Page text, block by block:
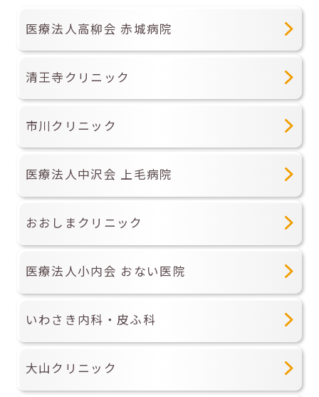
医療法人高柳会 赤城病院
清王寺クリニック
市川クリニック
医療法人中沢会 上毛病院
おおしまクリニック
医療法人小内会 おない医院
いわさき内科・皮ふ科
大山クリニック